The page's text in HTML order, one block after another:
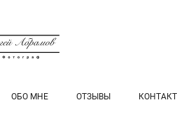
ОБО МНЕ ОТЗЫВЫ